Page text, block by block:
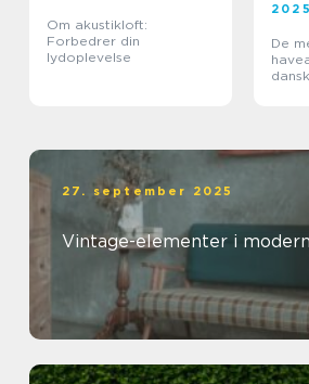
Om akustikloft:
Forbedrer din
lydoplevelse
2025
De
27. september 2025
Vintage-elementer i